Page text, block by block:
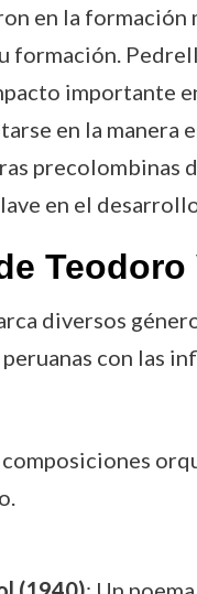
en la
formación.
importante
en la
precolombinas
en el
Teodoro
diversos
con las
composiciones